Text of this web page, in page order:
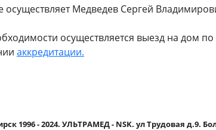
осуществляет Медведев Сергей
осуществляется выезд на дом
аккредитации.
1996 - 2024. УЛЬТРАМЕД - NSK. ул Трудовая д.9.